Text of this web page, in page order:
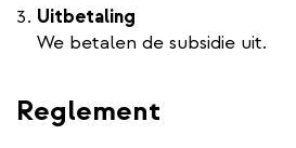
Uitbetaling
We betalen de subsidie uit.
Reglement